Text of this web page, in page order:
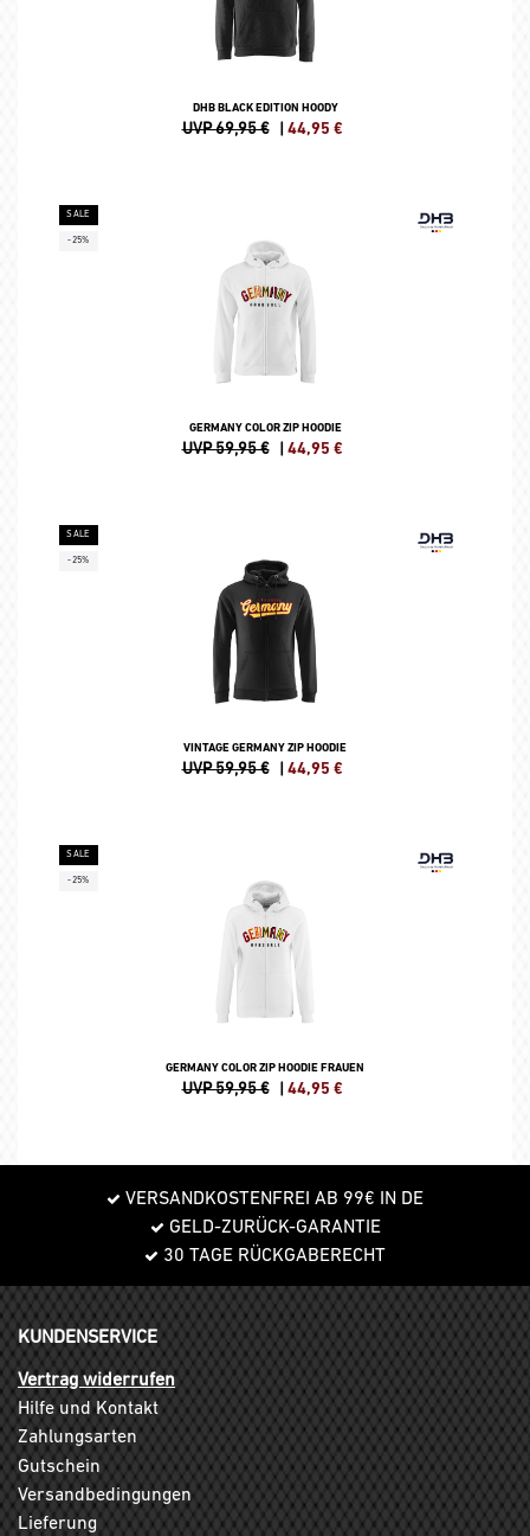
DHB BLACK EDITION HOODY
UVP 69,95 € | 44,95 €
SALE
-25%
GERMANY COLOR ZIP HOODIE
UVP 59,95 € | 44,95 €
SALE
-25%
VINTAGE GERMANY ZIP HOODIE
UVP 59,95 € | 44,95 €
SALE
-25%
GERMANY COLOR ZIP HOODIE FRAUEN
UVP 59,95 € | 44,95 €
VERSANDKOSTENFREI AB 99€ IN DE
GELD-ZURÜCK-GARANTIE
30 TAGE RÜCKGABERECHT
KUNDENSERVICE
Vertrag widerrufen
Hilfe und Kontakt
Zahlungsarten
Gutschein
Versandbedingungen
Lieferung